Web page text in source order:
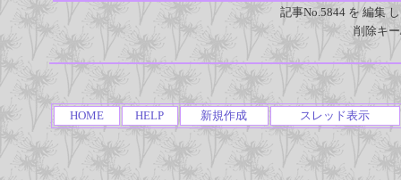
記事No.5844 を 編集
削除キ
HOME HELP 新規作成 スレッド表示